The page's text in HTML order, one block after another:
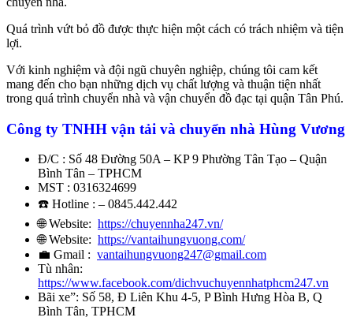
Quá trình vứt bỏ đồ được thực hiện một cách có trách nhiệm và tiện
lợi.
Với kinh nghiệm và đội ngũ chuyên nghiệp, chúng tôi cam kết
mang đến cho bạn những dịch vụ chất lượng và thuận tiện nhất
trong quá trình chuyển nhà và vận chuyển đồ đạc tại quận Tân Phú.
Công ty TNHH vận tải và chuyển nhà Hùng Vương
Đ/C : Số 48 Đường 50A – KP 9 Phường Tân Tạo – Quận
Bình Tân – TPHCM
MST : 0316324699
☎️ Hotline : – 0845.442.442
🌐 Website: https://chuyennha247.vn/
🌐 Website: https://vantaihungvuong.com/
💼 Gmail : vantaihungvuong247@gmail.com
Tù nhân:
https://www.facebook.com/dichvuchuyennhatphcm247.vn
Bãi xe”: Số 58, Đ Liên Khu 4-5, P Bình Hưng Hòa B, Q
Bình Tân, TPHCM